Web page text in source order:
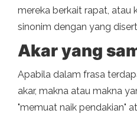
mereka berkait rapat, atau
sinonim dengan yang
Akar yang
Apabila dalam frasa
akar, makna atau makna
"memuat naik pendakian"